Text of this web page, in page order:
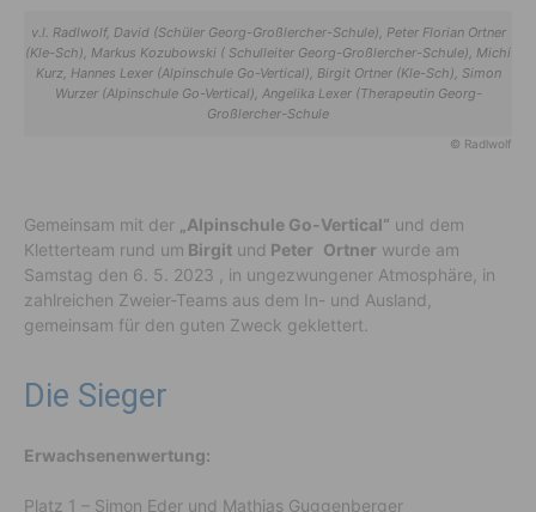
v.l. Radlwolf, David (Schüler Georg-Großlercher-Schule), Peter Florian Ortner
(Kle-Sch), Markus Kozubowski ( Schulleiter Georg-Großlercher-Schule), Michi
Kurz, Hannes Lexer (Alpinschule Go-Vertical), Birgit Ortner (Kle-Sch), Simon
Wurzer (Alpinschule Go-Vertical), Angelika Lexer (Therapeutin Georg-
Großlercher-Schule
© Radlwolf
Gemeinsam mit der „Alpinschule Go-Vertical“ und dem
Kletterteam rund um Birgit und Peter Ortner wurde am
Samstag den 6. 5. 2023 , in ungezwungener Atmosphäre, in
zahlreichen Zweier-Teams aus dem In- und Ausland,
gemeinsam für den guten Zweck geklettert.
Die Sieger
Erwachsenenwertung:
Platz 1 – Simon Eder und Mathias Guggenberger